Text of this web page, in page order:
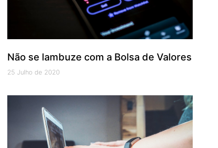
Não se lambuze com a Bolsa de Valores
25 Julho de 2020